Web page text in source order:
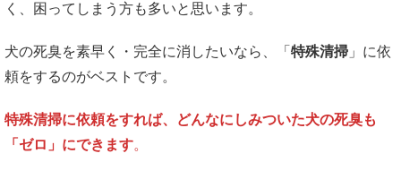
く、困ってしまう方も多いと思います。
犬の死臭を素早く・完全に消したいなら、「 特殊清掃 」に依
頼をするのがベストです。
特殊清掃に依頼をすれば、どんなにしみついた犬の死臭も
「ゼロ」にできます。